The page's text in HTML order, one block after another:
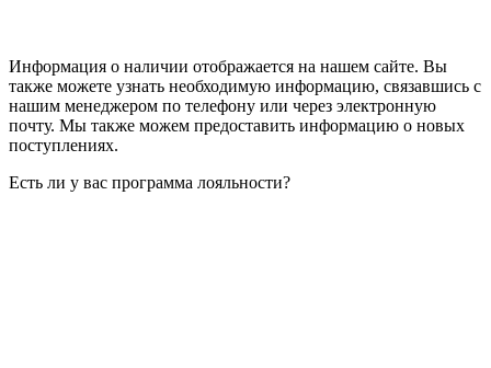
Информация о наличии отображается на нашем сайте. Вы
также можете узнать необходимую информацию, связавшись с
нашим менеджером по телефону или через электронную
почту. Мы также можем предоставить информацию о новых
поступлениях.
Есть ли у вас программа лояльности?